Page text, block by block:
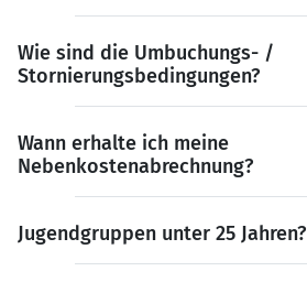
Wie sind die Umbuchungs- /
Stornierungsbedingungen?
Wann erhalte ich meine
Nebenkostenabrechnung?
Jugendgruppen unter 25 Jahren?